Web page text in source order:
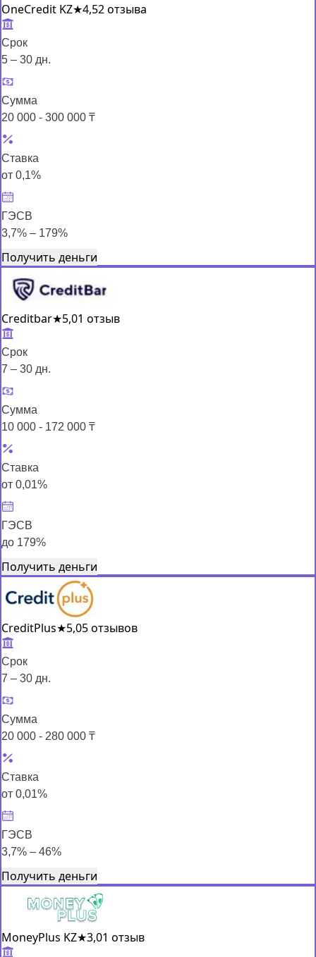
OneCredit KZ★4,52 отзыва
Срок
5 – 30 дн.
Сумма
20 000 - 300 000 ₸
Ставка
от 0,1%
ГЭСВ
3,7% – 179%
Получить деньги
Creditbar★5,01 отзыв
Срок
7 – 30 дн.
Сумма
10 000 - 172 000 ₸
Ставка
от 0,01%
ГЭСВ
до 179%
Получить деньги
CreditPlus★5,05 отзывов
Срок
7 – 30 дн.
Сумма
20 000 - 280 000 ₸
Ставка
от 0,01%
ГЭСВ
3,7% – 46%
Получить деньги
MoneyPlus KZ★3,01 отзыв